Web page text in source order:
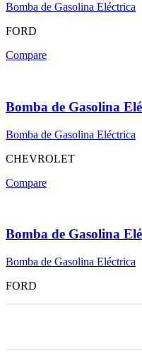
Bomba de Gasolina Eléctrica
FORD
Compare
Bomba de Gasolina
Bomba de Gasolina Eléctrica
CHEVROLET
Compare
Bomba de Gasolina
Bomba de Gasolina Eléctrica
FORD